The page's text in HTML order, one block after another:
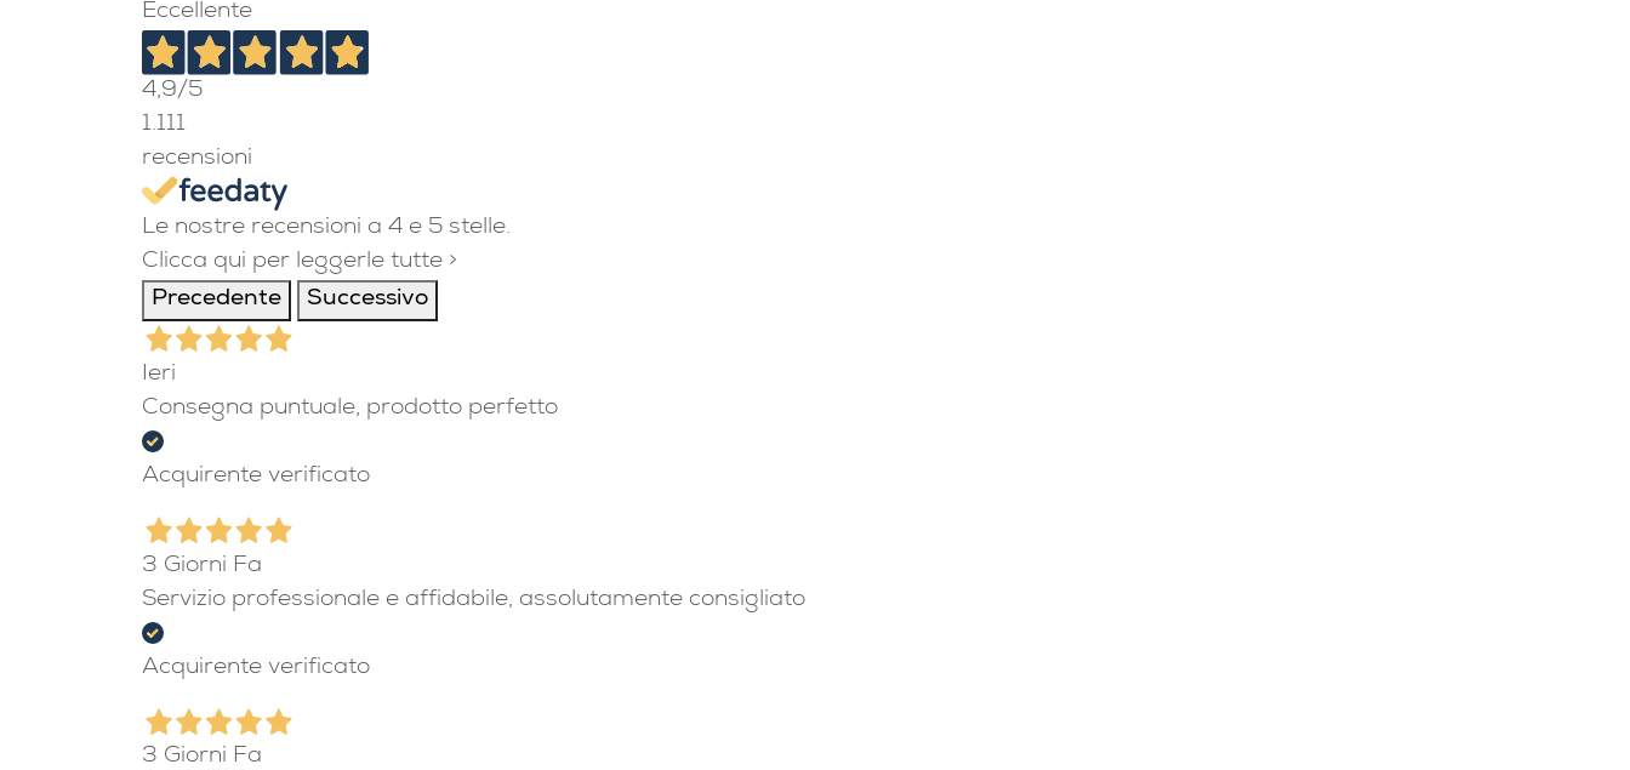
Eccellente
4,9/5
1.111
recensioni
Le nostre recensioni a 4 e 5 stelle.
Clicca qui per leggerle tutte >
Precedente
Successivo
Ieri
Consegna puntuale, prodotto perfetto
Acquirente verificato
3 Giorni Fa
Servizio professionale e affidabile, assolutamente consigliato
Acquirente verificato
3 Giorni Fa